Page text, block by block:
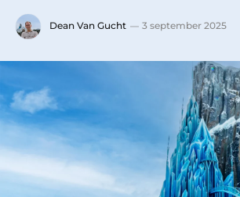
Dean Van Gucht 3 september 2025